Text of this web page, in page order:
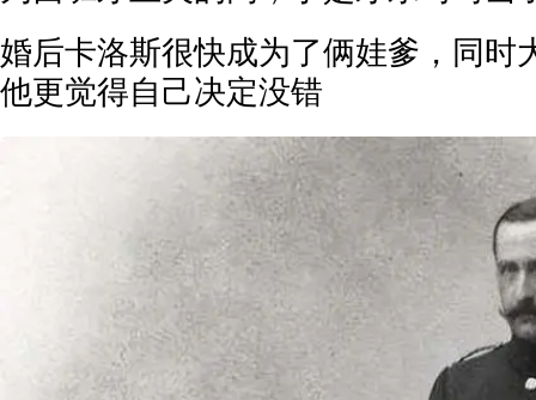
婚后卡洛斯很快成为了俩娃爹，同时
他更觉得自己决定没错